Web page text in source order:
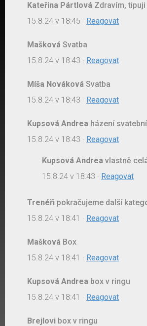
Kateřina Pártlová Zdravím,
15.8.24 v 18:45 · Reagovat
Mašková Svatba
15.8.24 v 18:43 · Reagovat
Míša Nováková Svatba
15.8.24 v 18:43 · Reagovat
Kupsová Andrea házení
15.8.24 v 18:43 · Reagovat
Kupsová Andrea vlastně
15.8.24 v 18:43 · Reagovat
Trenéři pokračujeme další
15.8.24 v 18:41 · Reagovat
Mašková Box
15.8.24 v 18:41 · Reagovat
Kupsová Andrea box v ringu
15.8.24 v 18:41 · Reagovat
Brejlovi box v ringu